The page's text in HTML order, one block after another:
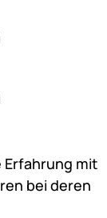
Bewertungen)
mit
bei deren